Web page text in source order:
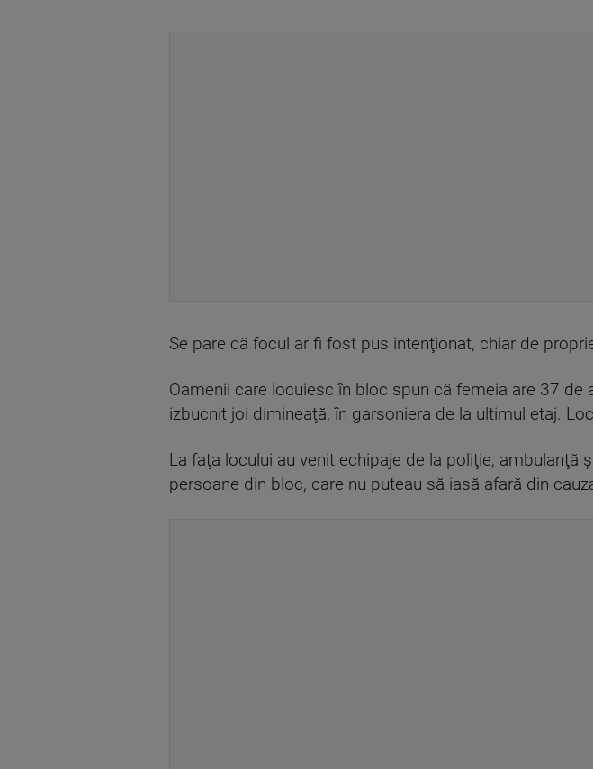
Se pare că focul ar fi fost pus intenţionat, chiar de
Oamenii care locuiesc în bloc spun că femeia are 37
izbucnit joi dimineaţă, în garsoniera de la ultimul etaj.
La faţa locului au venit echipaje de la poliţie,
persoane din bloc, care nu puteau să iasă afară din